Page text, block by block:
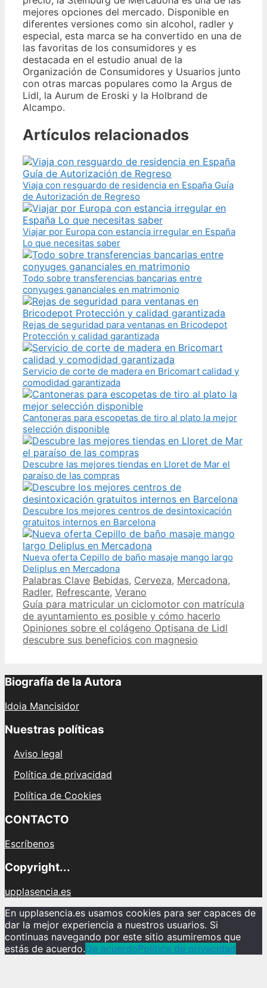
mejores opciones del mercado. Disponible en
diferentes versiones como sin alcohol, radler y
especial, esta marca se ha convertido en una de
las favoritas de los consumidores y es
destacada en el estudio anual de la
Organización de Consumidores y Usuarios junto
con otras marcas populares como la Argus de
Lidl, la Aurum de Eroski y la Holbrand de
Alcampo.
Artículos relacionados
Viaja con resguardo de residencia en España Guía
de Autorización de Regreso
Viajar por Europa con estancia irregular en España
Lo que necesitas saber
Todo sobre transferencias bancarias entre
conyuges gananciales en matrimonio
Rejas de seguridad para ventanas en Bricodepot
Protección y calidad garantizada
Servicio de corte de madera en Bricomart calidad y
comodidad garantizada
Cantoneras para escopetas de tiro al plato la mejor
selección disponible
Descubre las mejores tiendas en Lloret de Mar el
paraíso de las compras
Descubre los mejores centros de desintoxicación
gratuitos internos en Barcelona
Nueva oferta Cepillo de baño masaje mango largo
Deliplus en Mercadona
Categories
Palabras Clave Tags
Bebidas, Cerveza, Mercadona,
Radler, Refrescante, Verano
Post
navigation
Guía para matricular un ciclomotor con matrícula
de ayuntamiento es posible y cómo hacerlo
Opiniones sobre el colágeno Optisana de Lidl
descubre sus beneficios con magnesio
Biografía de la Autora
Idoia Mancisidor
Nuestras políticas
Aviso legal
Política de privacidad
Política de Cookies
CONTACTO
Escríbenos
Copyright...
upplasencia.es
En upplasencia.es usamos cookies para ser capaces de
dar la mejor experiencia a nuestros usuarios. Si
continuas navegando por este sitio asumiremos que
estás de acuerdo.De acuerdoPolítica de privacidad